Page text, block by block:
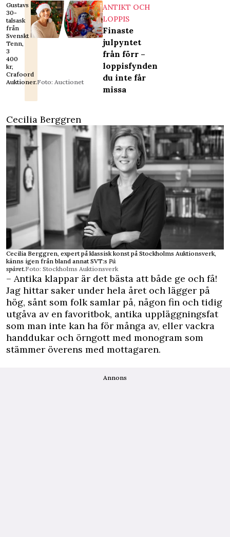
Gustavs
30-
talsask
från
Svenskt
Tenn,
3
400
kr,
Crafoord
Auktioner.Foto: Auctionet
ANTIKT OCH
LOPPIS
Finaste
julpyntet
från förr –
loppisfynden
du inte får
missa
Cecilia Berggren
Cecilia Berggren, expert på klassisk konst på Stockholms Auktionsverk,
känns igen från bland annat SVT:s På
spåret.Foto: Stockholms Auktionsverk
– Antika klappar är det bästa att både ge och få!
Jag hittar saker under hela året och lägger på
hög, sånt som folk samlar på, någon fin och tidig
utgåva av en favoritbok, antika uppläggningsfat
som man inte kan ha för många av, eller vackra
handdukar och örngott med monogram som
stämmer överens med mottagaren.
Annons